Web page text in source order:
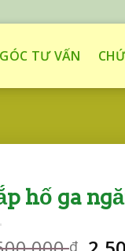
GÓC TƯ VẤN
hố ga
₫